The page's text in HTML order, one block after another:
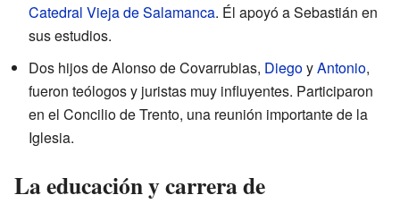
Catedral Vieja de Salamanca. Él apoyó a Sebastián en
sus estudios.
Dos hijos de Alonso de Covarrubias, DiegoyAntonio,
fueron teólogos y juristas muy influyentes. Participaron
en el Concilio de Trento, una reunión importante de la
Iglesia.
La educación y carrera de